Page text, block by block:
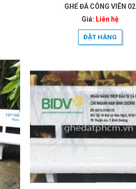
GHẾ ĐÁ CÔNG VIÊN 02
Giá: Liên hệ
ĐẶT HÀNG